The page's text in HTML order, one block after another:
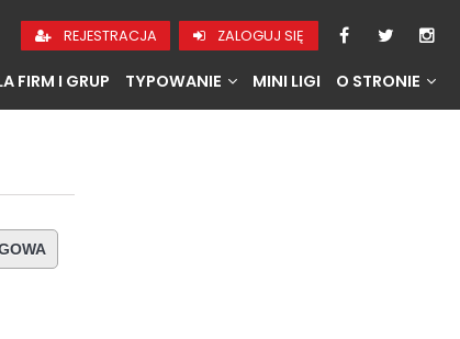
REJESTRACJA ZALOGUJ SIĘ
FIRM I GRUP TYPOWANIE MINI LIGI O STRONIE